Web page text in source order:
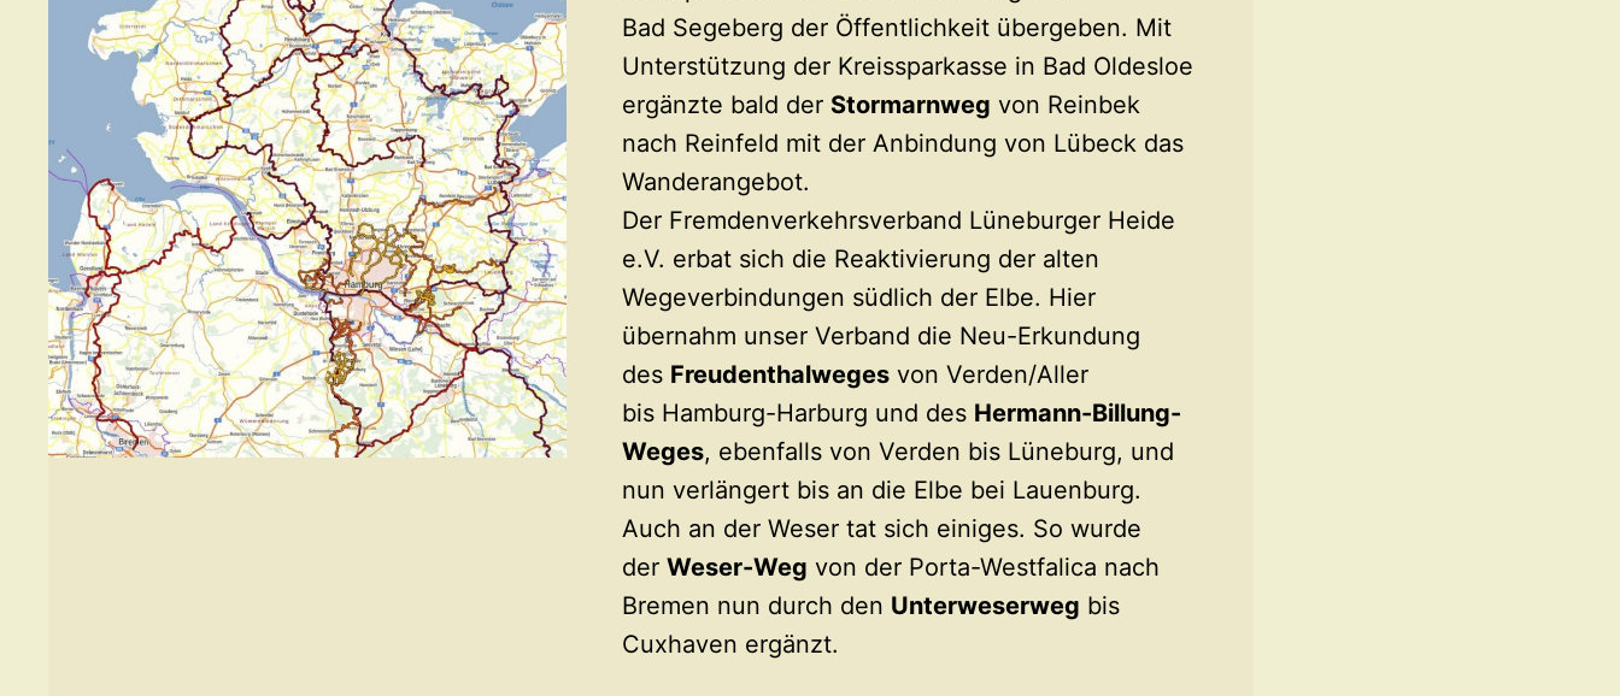
Bad Segeberg der Öffentlichkeit übergeben. Mit
Unterstützung der Kreissparkasse in Bad Oldesloe
ergänzte bald der Stormarnweg von Reinbek
nach Reinfeld mit der Anbindung von Lübeck das
Wanderangebot.
Der Fremdenverkehrsverband Lüneburger Heide
e.V. erbat sich die Reaktivierung der alten
Wegeverbindungen südlich der Elbe. Hier
übernahm unser Verband die Neu-Erkundung
des Freudenthalwegesvon Verden/Aller
bis Hamburg-Harburg und des Hermann-Billung-
Weges, ebenfalls von Verden bis Lüneburg, und
nun verlängert bis an die Elbe bei Lauenburg.
Auch an der Weser tat sich einiges. So wurde
der Weser-Weg von der Porta-Westfalica nach
Bremen nun durch den Unterweserweg bis
Cuxhaven ergänzt.